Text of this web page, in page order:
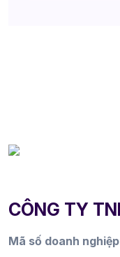
CÔNG TY
Mã số doanh